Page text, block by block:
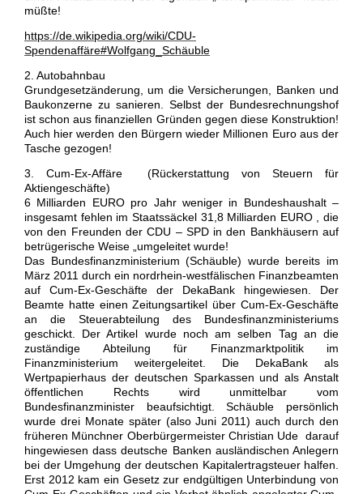
müßte!
https://de.wikipedia.org/wiki/CDU-
Spendenaffäre#Wolfgang_Schäuble
2. Autobahnbau
Grundgesetzänderung, um die Versicherungen, Banken und
Baukonzerne zu sanieren. Selbst der Bundesrechnungshof
ist schon aus finanziellen Gründen gegen diese Konstruktion!
Auch hier werden den Bürgern wieder Millionen Euro aus der
Tasche gezogen!
3. Cum-Ex-Affäre (Rückerstattung von Steuern für
Aktiengeschäfte)
6 Milliarden EURO pro Jahr weniger in Bundeshaushalt –
insgesamt fehlen im Staatssäckel 31,8 Milliarden EURO , die
von den Freunden der CDU – SPD in den Bankhäusern auf
betrügerische Weise „umgeleitet wurde!
Das Bundesfinanzministerium (Schäuble) wurde bereits im
März 2011 durch ein nordrhein-westfälischen Finanzbeamten
auf Cum-Ex-Geschäfte der DekaBank hingewiesen. Der
Beamte hatte einen Zeitungsartikel über Cum-Ex-Geschäfte
an die Steuerabteilung des Bundesfinanzministeriums
geschickt. Der Artikel wurde noch am selben Tag an die
zuständige Abteilung für Finanzmarktpolitik im
Finanzministerium weitergeleitet. Die DekaBank als
Wertpapierhaus der deutschen Sparkassen und als Anstalt
öffentlichen Rechts wird unmittelbar vom
Bundesfinanzminister beaufsichtigt. Schäuble persönlich
wurde drei Monate später (also Juni 2011) auch durch den
früheren Münchner Oberbürgermeister Christian Ude darauf
hingewiesen dass deutsche Banken ausländischen Anlegern
bei der Umgehung der deutschen Kapitalertragsteuer halfen.
Erst 2012 kam ein Gesetz zur endgültigen Unterbindung von